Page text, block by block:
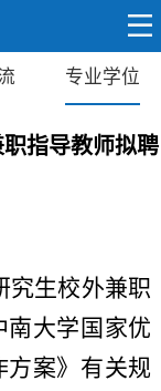
专业学位
指导教师拟聘
生校外兼职
南大学国家优
案》 有关规